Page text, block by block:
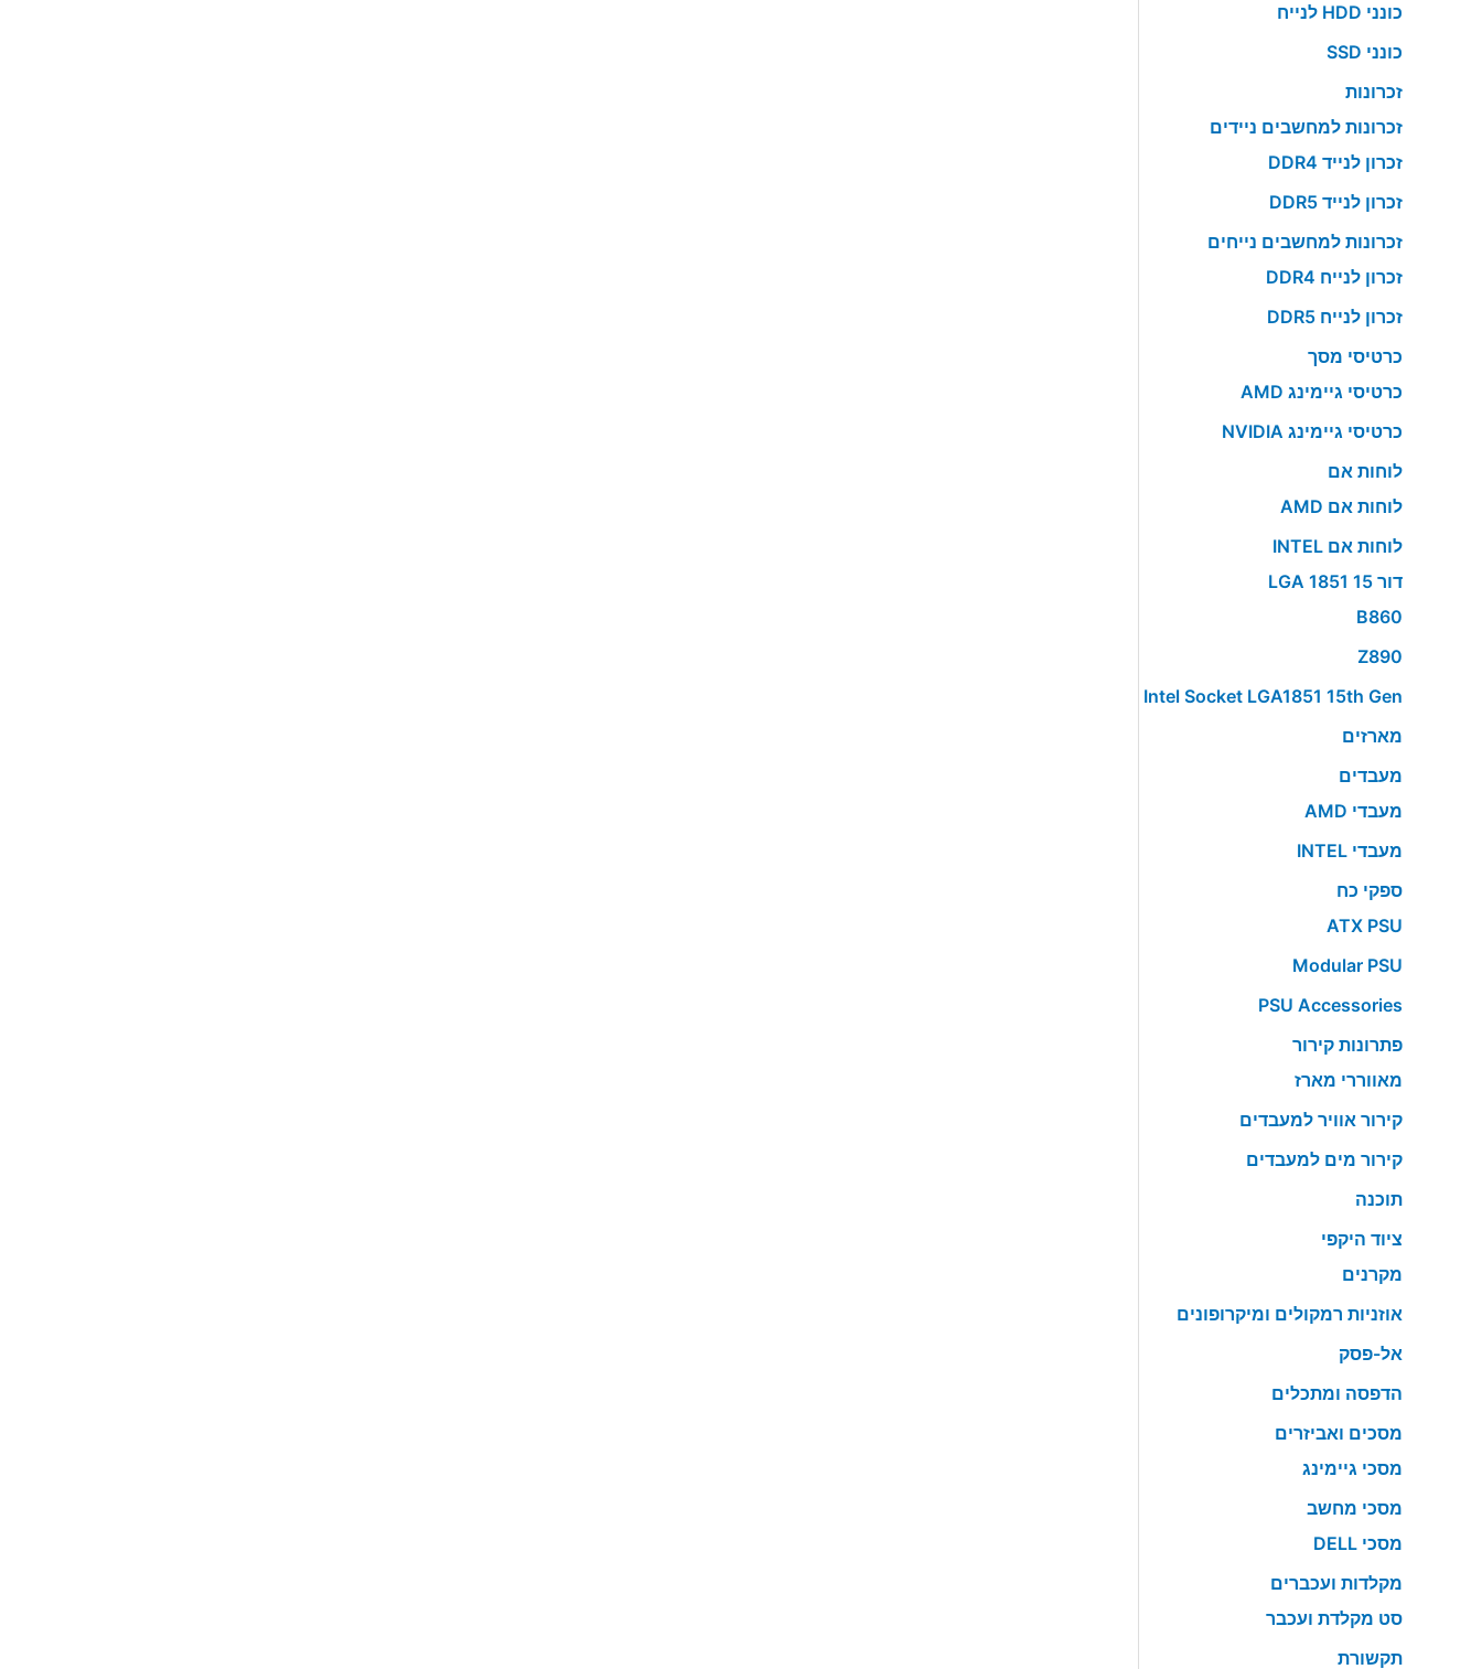
כונני HDD לנייח
כונני SSD
זכרונות
זכרונות למחשבים ניידים
זכרון לנייד DDR4
זכרון לנייד DDR5
זכרונות למחשבים נייחים
זכרון לנייח DDR4
זכרון לנייח DDR5
כרטיסי מסך
כרטיסי גיימינג AMD
כרטיסי גיימינג NVIDIA
לוחות אם
לוחות אם AMD
לוחות אם INTEL
דור 15 LGA 1851
B860
Z890
Intel Socket LGA1851 15th Gen
מארזים
מעבדים
מעבדי AMD
מעבדי INTEL
ספקי כח
ATX PSU
Modular PSU
PSU Accessories
פתרונות קירור
מאווררי מארז
קירור אוויר למעבדים
קירור מים למעבדים
תוכנה
ציוד היקפי
מקרנים
אוזניות רמקולים ומיקרופונים
אל-פסק
הדפסה ומתכלים
מסכים ואביזרים
מסכי גיימינג
מסכי מחשב
מסכי DELL
מקלדות ועכברים
סט מקלדת ועכבר
תקשורת